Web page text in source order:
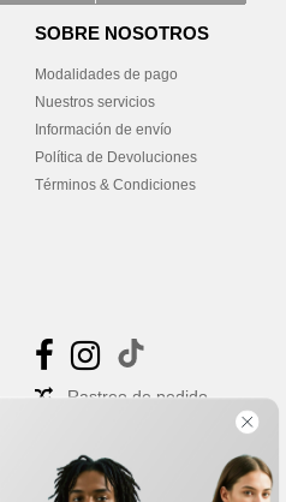
SOBRE NOSOTROS
Modalidades de pago
Nuestros servicios
Información de envío
Política de Devoluciones
Términos & Condiciones
Rastreo de pedido